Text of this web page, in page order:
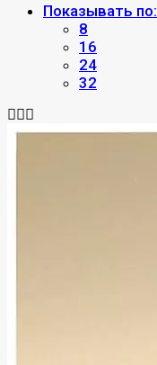
Показывать по:
8
16
24
32